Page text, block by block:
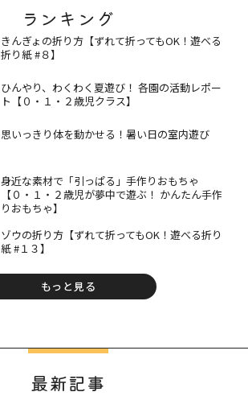
ランキング
きんぎょの折り方【ずれて折ってもOK！遊べる
折り紙 #８】
ひんやり、わくわく夏遊び！ 各園の活動レポー
ト【０・１・２歳児クラス】
思いっきり体を動かせる！暑い日の室内遊び
身近な素材で「引っぱる」手作りおもちゃ
【０・１・２歳児が夢中で遊ぶ！ かんたん手作
りおもちゃ】
ゾウの折り方【ずれて折ってもOK！遊べる折り
紙 #１３】
もっと見る
最新記事